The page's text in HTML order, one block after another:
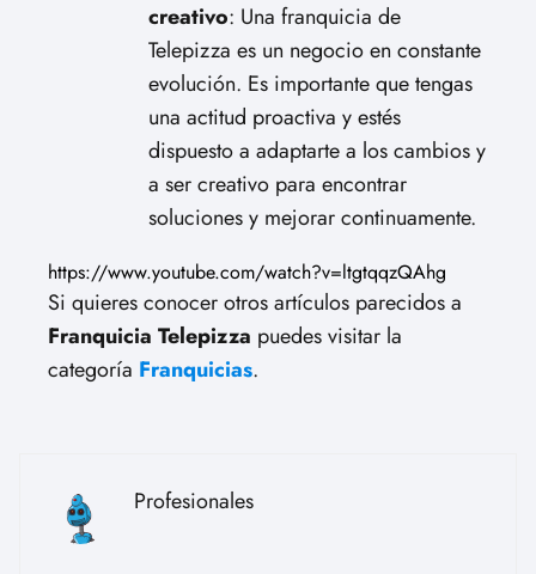
creativo: Una franquicia de
Telepizza es un negocio en constante
evolución. Es importante que tengas
una actitud proactiva y estés
dispuesto a adaptarte a los cambios y
a ser creativo para encontrar
soluciones y mejorar continuamente.
https://www.youtube.com/watch?v=ltgtqqzQAhg
Si quieres conocer otros artículos parecidos a
Franquicia Telepizza puedes visitar la
categoría Franquicias.
Profesionales